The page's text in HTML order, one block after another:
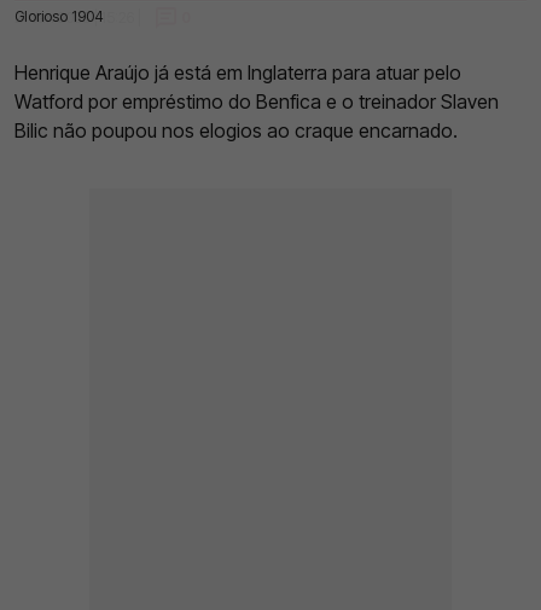
Glorioso 1904
21 Jan 2023 | 15:26 |
Henrique Araújo já está em Inglaterra para atuar pelo
Watford por empréstimo do Benfica e o treinador Slaven
Bilic não poupou nos elogios ao craque encarnado.